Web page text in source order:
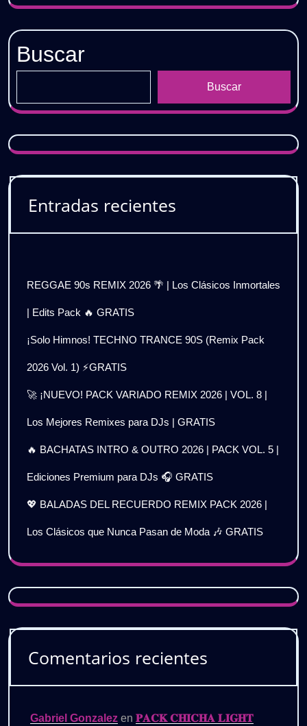
Buscar
Buscar
Entradas recientes
REGGAE 90s REMIX 2026 🌴 | Los Clásicos Inmortales
| Edits Pack 🔥 GRATIS
¡Solo Himnos! TECHNO TRANCE 90S (Remix Pack
2026 Vol. 1) ⚡GRATIS
🚀 ¡NUEVO! PACK VARIADO REMIX 2026 | VOL. 8 |
Los Mejores Remixes para DJs | GRATIS
🔥 BACHATAS INTRO & OUTRO 2026 | PACK VOL. 5 |
Ediciones Premium para DJs 🎧 GRATIS
💖 BALADAS DEL RECUERDO REMIX PACK 2026 |
Los Clásicos que Nunca Pasan de Moda 🎶 GRATIS
Comentarios recientes
Gabriel Gonzalez en 𝐏𝐀𝐂𝐊 𝐂𝐇𝐈𝐂𝐇𝐀 𝐋𝐈𝐆𝐇𝐓